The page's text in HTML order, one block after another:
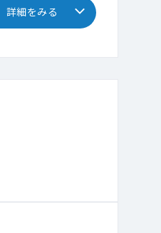
詳細をみる